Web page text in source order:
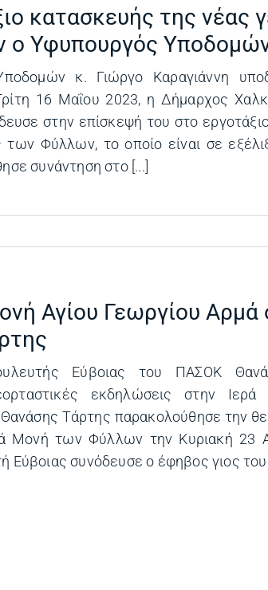
κατασκευής της νέας
ο Υφυπουργός
κ. Γιώργο Καραγιάννη
16 Μαΐου 2023, η Δήμαρχος
στην επίσκεψή του στο
Φύλλων, το οποίο είναι σε
συνάντηση στο [...]
Αγίου Γεωργίου Αρμά
Εύβοιας του ΠΑΣΟΚ
εκδηλώσεις στην
Τάρτης παρακολούθησε την
Μονή των Φύλλων την Κυριακή 23
Εύβοιας συνόδευσε ο έφηβος γιος του